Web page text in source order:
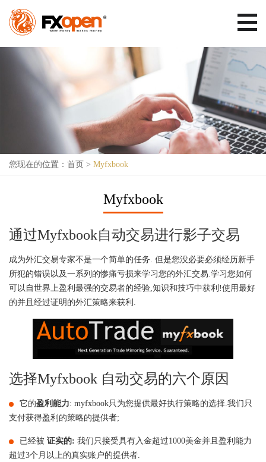
您现在的位置： 首页 > Myfxbook
Myfxbook
通过Myfxbook自动交易进行影子交易
成为外汇交易专家不是一个简单的任务. 但是您没必要必须经历新手
所犯的错误以及一系列的惨痛亏损来学习您的外汇交易.学习您如何
可以自世界上盈利最强的交易者的经验,知识和技巧中获利!使用最好
的并且经过证明的外汇策略来获利.
选择Myfxbook 自动交易的六个原因
它的盈利能力: myfxbook只为您提供最好执行策略的选择.我们只
支付获得盈利的策略的提供者;
已经被 证实的: 我们只接受具有入金超过1000美金并且盈利能力
超过3个月以上的真实账户的提供者.